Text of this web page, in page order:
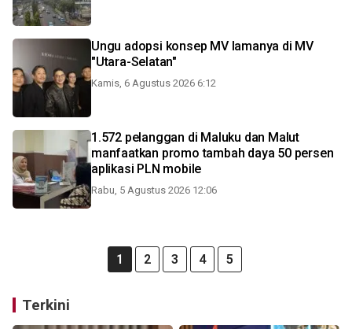
Ungu adopsi konsep MV lamanya di MV
"Utara-Selatan"
Kamis, 6 Agustus 2026 6:12
1.572 pelanggan di Maluku dan Malut
manfaatkan promo tambah daya 50 persen
aplikasi PLN mobile
Rabu, 5 Agustus 2026 12:06
1 2 3 4 5
Terkini